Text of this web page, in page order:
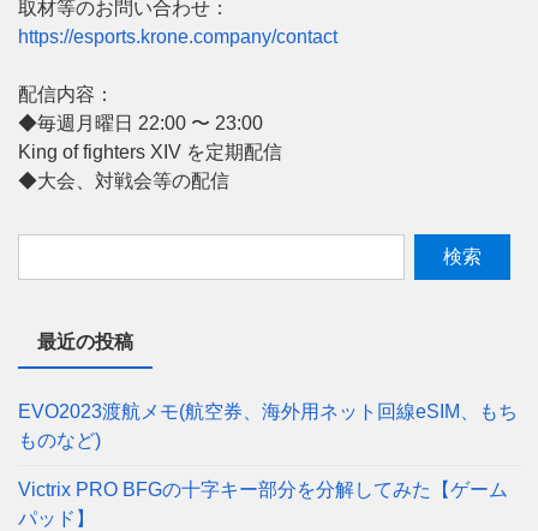
取材等のお問い合わせ：
https://esports.krone.company/contact
配信内容：
◆毎週月曜日 22:00 〜 23:00
King of fighters XIV を定期配信
◆大会、対戦会等の配信
最近の投稿
EVO2023渡航メモ(航空券、海外用ネット回線eSIM、もち
ものなど)
Victrix PRO BFGの十字キー部分を分解してみた【ゲーム
パッド】